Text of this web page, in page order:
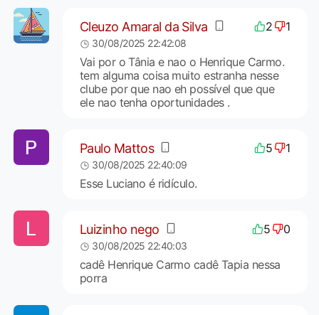
Cleuzo Amaral da Silva 2 1
30/08/2025 22:42:08
Vai por o Tânia e nao o Henrique Carmo.
tem alguma coisa muito estranha nesse
clube por que nao eh possível que que
ele nao tenha oportunidades .
Paulo Mattos 5 1
30/08/2025 22:40:09
Esse Luciano é ridículo.
Luizinho nego 5 0
30/08/2025 22:40:03
cadê Henrique Carmo cadê Tapia nessa
porra